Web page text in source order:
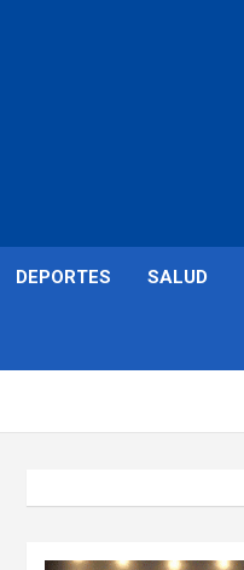
DEPORTES SALUD